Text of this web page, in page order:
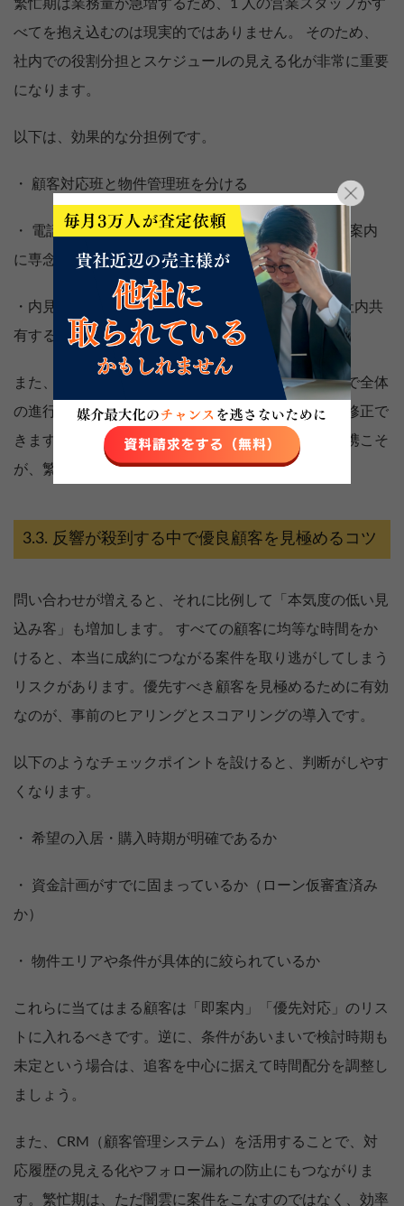
繁忙期は業務量が急増するため、1 人の営業スタッフがす
べてを抱え込むのは現実的ではありません。 そのため、
社内での役割分担とスケジュールの見える化が非常に重要
になります。
以下は、効果的な分担例です。
・ 顧客対応班と物件管理班を分ける
・ 電話やメール対応を事務スタッフに任せ、営業は案内
に専念する
・内見予約を Google カレンダーや予約システムで社内共
有する
また、管理職やリーダーが毎朝の短いミーティングで全体
の進行状況を確認することで、業務の偏りを早期に修正で
きます。無理のないシフト設計と、スタッフ間の連携こそ
が、繁忙期を乗り切るチームの強さを生み出します。
反響が殺到する中で優良顧客を見極めるコツ
問い合わせが増えると、それに比例して「本気度の低い見
込み客」も増加します。 すべての顧客に均等な時間をか
けると、本当に成約につながる案件を取り逃がしてしまう
リスクがあります。優先すべき顧客を見極めるために有効
なのが、事前のヒアリングとスコアリングの導入です。
以下のようなチェックポイントを設けると、判断がしやす
くなります。
・ 希望の入居・購入時期が明確であるか
・ 資金計画がすでに固まっているか（ローン仮審査済み
か）
・ 物件エリアや条件が具体的に絞られているか
これらに当てはまる顧客は「即案内」「優先対応」のリス
トに入れるべきです。逆に、条件があいまいで検討時期も
未定という場合は、追客を中心に据えて時間配分を調整し
ましょう。
また、CRM（顧客管理システム）を活用することで、対
応履歴の見える化やフォロー漏れの防止にもつながりま
す。繁忙期は、ただ闇雲に案件をこなすのではなく、効率